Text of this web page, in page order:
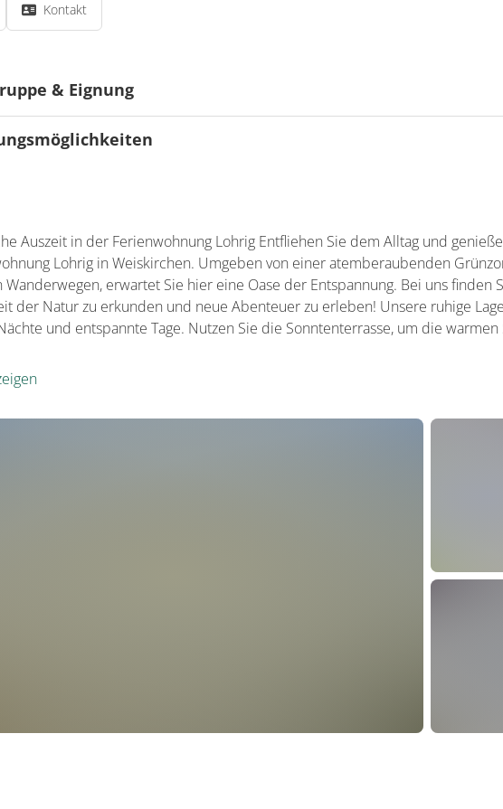
Kontakt
& Eignung
Auszeit in der Ferienwohnung Lohrig Entfliehen Sie dem Alltag und
Lohrig in Weiskirchen. Umgeben von einer atemberaubenden
Wanderwegen, erwartet Sie hier eine Oase der Entspannung. Bei uns finden
der Natur zu erkunden und neue Abenteuer zu erleben! Unsere ruhige
und entspannte Tage. Nutzen Sie die Sonntenterrasse, um die warmen